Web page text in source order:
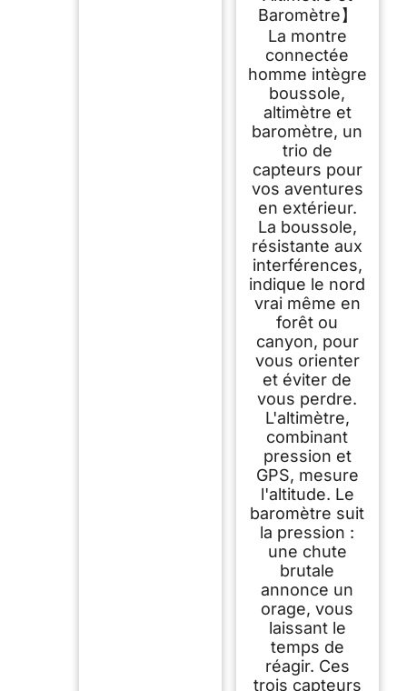
Baromètre】
La montre
connectée
homme intègre
boussole,
altimètre et
baromètre, un
trio de
capteurs pour
vos aventures
en extérieur.
La boussole,
résistante aux
interférences,
indique le nord
vrai même en
forêt ou
canyon, pour
vous orienter
et éviter de
vous perdre.
L'altimètre,
combinant
pression et
GPS, mesure
l'altitude. Le
baromètre suit
la pression :
une chute
brutale
annonce un
orage, vous
laissant le
temps de
réagir. Ces
trois capteurs